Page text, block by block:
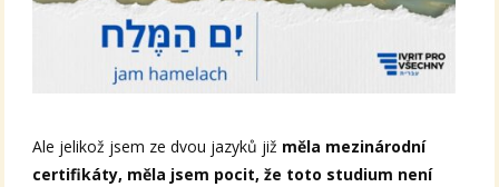
Ale jelikož jsem ze dvou jazyků již měla mezinárodní
certifikáty, měla jsem pocit, že toto studium není